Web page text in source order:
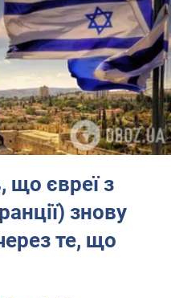
що євреї з
знову
те, що